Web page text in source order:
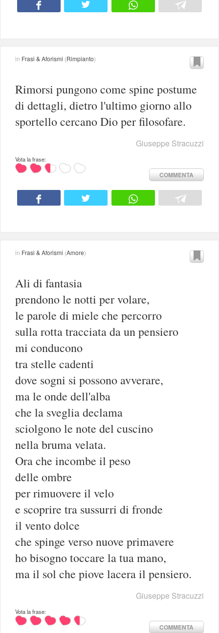
in Frasi & Aforismi (Rimpianto)
Rimorsi pungono come spine postume
di dettagli, dietro l'ultimo giorno allo
sportello cercano Dio per filosofare.
Giuseppe Stracuzzi
Vota la frase:
COMMENTA
in Frasi & Aforismi (Amore)
Ali di fantasia
prendono le notti per volare,
le parole di miele che percorro
sulla rotta tracciata da un pensiero
mi conducono
tra stelle cadenti
dove sogni si possono avverare,
ma le onde dell'alba
che la sveglia declama
sciolgono le note del cuscino
nella bruma velata.
Ora che incombe il peso
delle ombre
per rimuovere il velo
e scoprire tra sussurri di fronde
il vento dolce
che spinge verso nuove primavere
ho bisogno toccare la tua mano,
ma il sol che piove lacera il pensiero.
Giuseppe Stracuzzi
Vota la frase:
COMMENTA